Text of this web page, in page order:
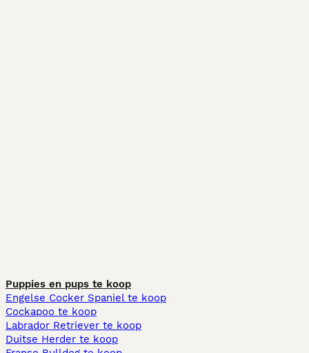
Puppies en pups te koop
Engelse Cocker Spaniel te koop
Cockapoo te koop
Labrador Retriever te koop
Duitse Herder te koop